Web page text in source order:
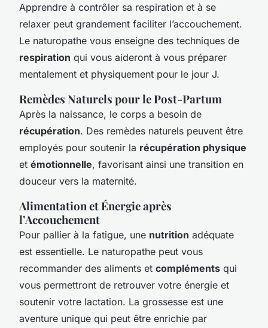
Apprendre à contrôler sa respiration et à se
relaxer peut grandement faciliter l’accouchement.
Le naturopathe vous enseigne des techniques de
respiration qui vous aideront à vous préparer
mentalement et physiquement pour le jour J.
Remèdes Naturels pour le Post-Partum
Après la naissance, le corps a besoin de
récupération. Des remèdes naturels peuvent être
employés pour soutenir la récupération physique
et émotionnelle, favorisant ainsi une transition en
douceur vers la maternité.
Alimentation et Énergie après
l’Accouchement
Pour pallier à la fatigue, une nutrition adéquate
est essentielle. Le naturopathe peut vous
recommander des aliments et compléments qui
vous permettront de retrouver votre énergie et
soutenir votre lactation. La grossesse est une
aventure unique qui peut être enrichie par